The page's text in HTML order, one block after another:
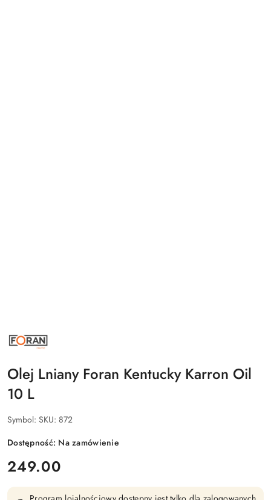
NAZWA
PRODUCENTA:
Olej Lniany Foran Kentucky Karron Oil
10 L
Symbol: SKU: 872
Dostępność: Na zamówienie
cena:
249.00